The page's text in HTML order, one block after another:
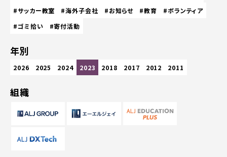
#サッカー教室
#海外子会社 #お知らせ #教育
#ボランティア
#ゴミ拾い
#寄付活動
年別
2026 2025 2024 2023 2018 2017 2012 2011
組織